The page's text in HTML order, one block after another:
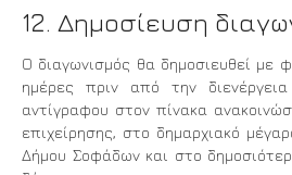
12. Δημοσίευση
Ο διαγωνισμός θα δημοσιευθεί με
ημέρες πριν από την
αντίγραφου στον πίνακα
επιχείρησης, στο δημαρχιακό
Δήμου Σοφάδων και στο